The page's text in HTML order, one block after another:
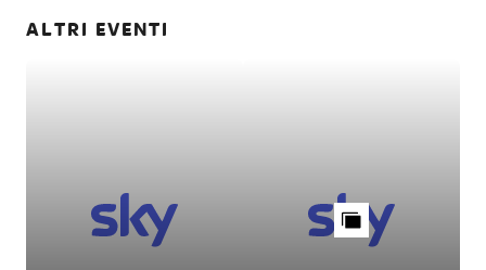
ALTRI EVENTI